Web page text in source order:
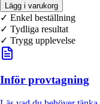
Lägg i varukorg
✓ Enkel beställning
✓ Tydliga resultat
✓ Trygg upplevelse
Inför provtagning